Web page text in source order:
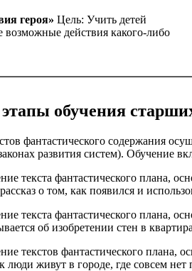
героя» Цель: Учить детей
возможные действия какого-либо
обучения
фантастического содержания
развития систем). Обучение
текста фантастического плана,
о том, как появился и
текста фантастического плана,
об изобретении стен в
текстов фантастического
люди живут в городе, где совсем